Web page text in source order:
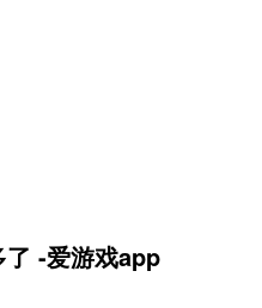
-爱游戏app